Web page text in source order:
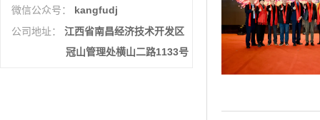
微信公众号： kangfudj
公司地址：
江西省南昌经济技术开发区
冠山管理处横山二路1133号